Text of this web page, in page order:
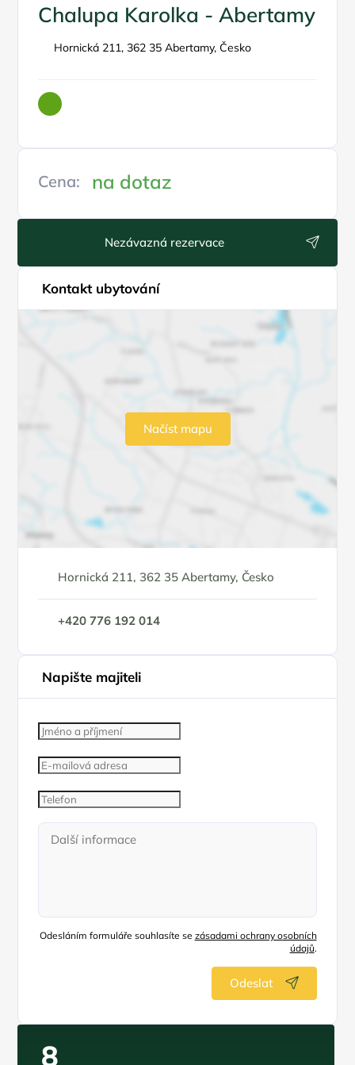
Chalupa Karolka - Abertamy
Hornická 211, 362 35 Abertamy, Česko
Cena: na dotaz
Nezávazná rezervace
Kontakt ubytování
Načíst mapu
Hornická 211, 362 35 Abertamy, Česko
+420 776 192 014
Napište majiteli
Odesláním formuláře souhlasíte se zásadami ochrany osobních
údajů.
Odeslat
8